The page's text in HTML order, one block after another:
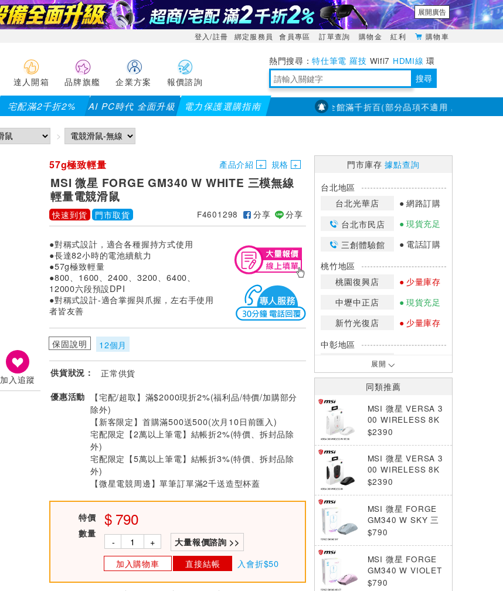
展開廣告
登入/註冊 綁定服務員 會員專區 訂單查詢 購物金 紅利 購物車
達人開箱 品牌旗艦 企業方案 報價諮詢
特仕筆電 羅技 Wifi7 HDMI線 環
境量測 明緯POWER 搜尋
宅配滿2千折2% AI PC時代 全面升級 電力保護選購指南【PX大通】全館滿千折百(部分品項不適用，滿2千折200...)
加入追蹤
57g極致輕量 產品介紹 規格
MSI 微星 FORGE GM340 W WHITE 三模無線
輕量電競滑鼠
快速到貨 門市取貨 F4601298 分享 分享
●對稱式設計，適合各種握持方式使用
●長達82小時的電池續航力
●57g極致輕量
●800、1600、2400、3200、6400、
12000六段預設DPI
●對稱式設計-適合掌握與爪握，左右手使用
者皆友善
保固說明 12個月
供貨狀況： 正常供貨
優惠活動
【宅配/超取】滿$2000現折2%(福利品/特價/加購部分
除外)
【新客限定】首購滿500送500(次月10日前匯入)
宅配限定【2萬以上筆電】結帳折2%(特價、拆封品除
外)
宅配限定【5萬以上筆電】結帳折3%(特價、拆封品除
外)
【微星電競周邊】單筆訂單滿2千送造型杯蓋
特價 790
數量
- + 大量報價諮詢 >>
加入購物車 直接結帳 入會折$50
門市庫存據點查詢
台北地區
台北光華店
網路訂購
台北市民店
現貨充足
三創體驗館
電話訂購
桃竹地區
桃園復興店
少量庫存
中壢中正店
現貨充足
新竹光復店
少量庫存
中彰地區
台中英才店
嘉南地區
高雄中華店
高雄鳳山店
現貨充足
*庫存數量：網路訂購(0)、少量庫存
(1~2)、現貨充足(3以上)。
*門市庫存以店內實際數量為準，可使
用專人服務或撥打門市電話洽詢。
展開
同類推薦
MSI 微星 VERSA 3
00 WIRELESS 8K
無線三模 電競滑鼠
$2390
MSI 微星 VERSA 3
00 WIRELESS 8K
無線三模 電競滑鼠
$2390
MSI 微星 FORGE
GM340 W SKY 三
模無線 輕量電競滑
$790
MSI 微星 FORGE
GM340 W VIOLET
三模無線 輕量電競
$790